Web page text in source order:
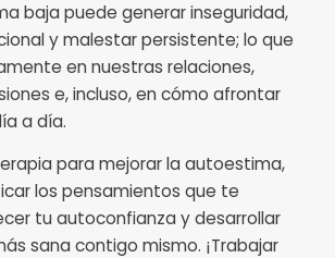
baja puede generar inseguridad,
y malestar persistente; lo que
en nuestras relaciones,
e, incluso, en cómo afrontar
a día.
para mejorar la autoestima,
los pensamientos que te
tu autoconfianza y desarrollar
sana contigo mismo. ¡Trabajar